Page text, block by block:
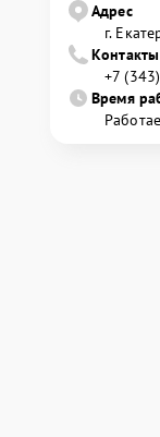
Адрес
г.
Контакты
+7
Время